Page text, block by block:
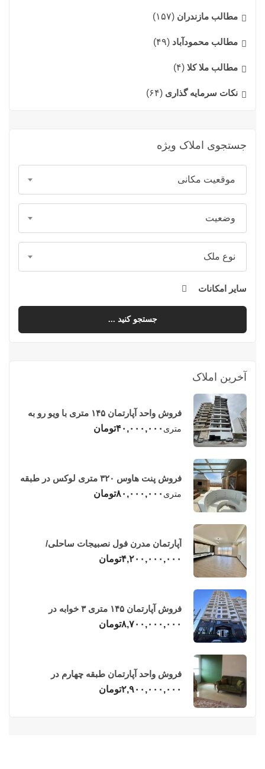
مطالب مازندران (۱۵۷)
مطالب محمودآباد (۴۹)
مطالب ملا کلا (۴)
نکات سرمایه گذاری (۶۴)
جستجوی املاک ویژه
موقعیت مکانی
وضعیت
نوع ملک
سایر امکانات
جستجو کنید ...
آخرین املاک
فروش واحد آپارتمان ۱۴۵ متری با ویو رو به
دریا در فریدونکنار
متری ۴۰,۰۰۰,۰۰۰تومان
فروش پنت هاوس ۳۲۰ متری لوکس در طبقه
چهاردهم فریدونکنار
متری ۸۰,۰۰۰,۰۰۰تومان
آپارتمان مدرن فول نصبیجات ساحلی/
فریدونکنار
۴,۲۰۰,۰۰۰,۰۰۰تومان
فروش آپارتمان ۱۴۵ متری ۳ خوابه در
فریدونکنار
۸,۷۰۰,۰۰۰,۰۰۰تومان
فروش واحد آپارتمان طبقه چهارم در
فریدونکنار
۲,۹۰۰,۰۰۰,۰۰۰تومان